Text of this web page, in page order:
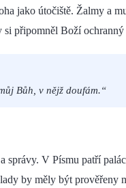
jako útočiště. Žalmy a
připomněl Boží
Bůh, v nějž doufám.“
V Písmu patří
by měly být